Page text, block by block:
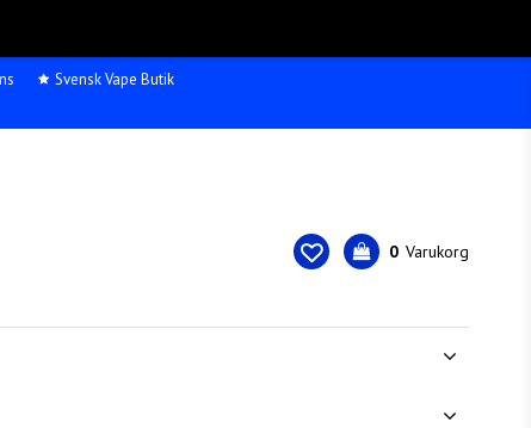
Svensk Vape Butik
0 Varukorg